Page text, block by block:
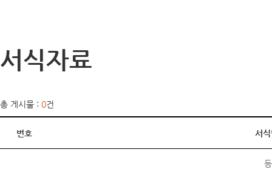
서식자료
총 게시물 : 0건
번호 서